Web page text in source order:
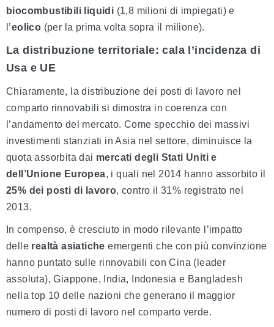
biocombustibili liquidi (1,8 milioni di impiegati) e
l’eolico (per la prima volta sopra il milione).
La distribuzione territoriale: cala l’incidenza di
Usa e UE
Chiaramente, la distribuzione dei posti di lavoro nel
comparto rinnovabili si dimostra in coerenza con
l’andamento del mercato. Come specchio dei massivi
investimenti stanziati in Asia nel settore, diminuisce la
quota assorbita dai mercati degli Stati Uniti e
dell’Unione Europea, i quali nel 2014 hanno assorbito il
25% dei posti di lavoro, contro il 31% registrato nel
2013.
In compenso, è cresciuto in modo rilevante l’impatto
delle realtà asiatiche emergenti che con più convinzione
hanno puntato sulle rinnovabili con Cina (leader
assoluta), Giappone, India, Indonesia e Bangladesh
nella top 10 delle nazioni che generano il maggior
numero di posti di lavoro nel comparto verde.